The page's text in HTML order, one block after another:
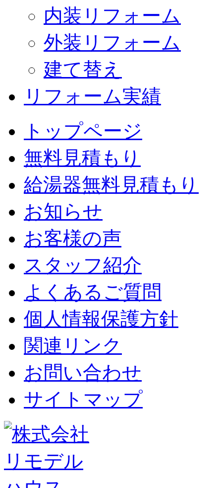
内装リフォーム
外装リフォーム
建て替え
リフォーム実績
トップページ
無料見積もり
給湯器無料見積もり
お知らせ
お客様の声
スタッフ紹介
よくあるご質問
個人情報保護方針
関連リンク
お問い合わせ
サイトマップ